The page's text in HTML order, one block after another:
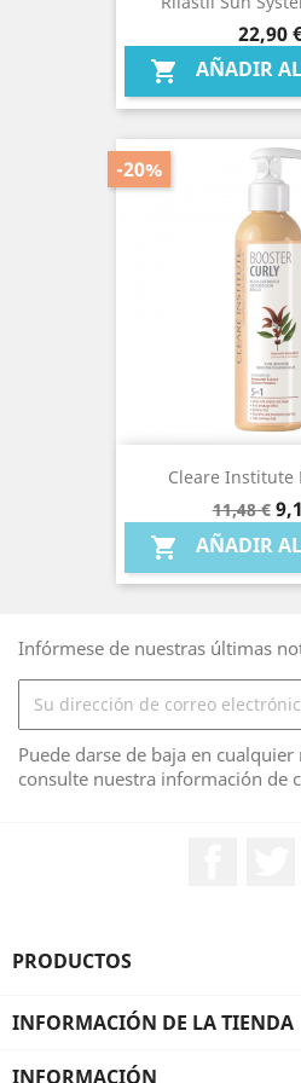
Precio
22,90
 AÑADIR
Cleare Institute
Precio
base
11,48 €
-20%
 AÑADIR
Infórmese de nuestras últimas
Puede darse de baja en
consulte nuestra información de
PRODUCTOS
INFORMACIÓN DE LA TIENDA
INFORMACIÓN